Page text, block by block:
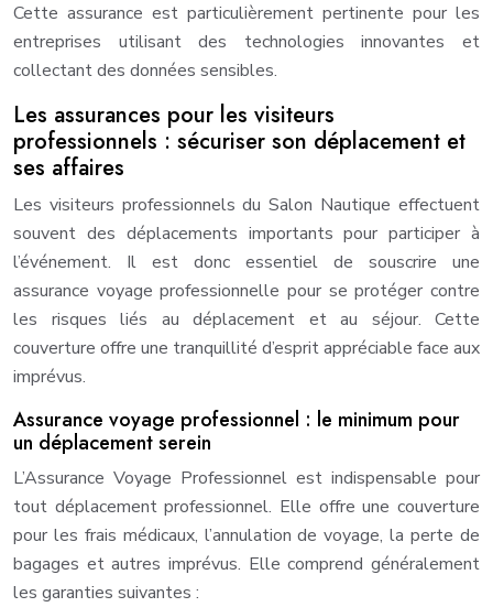
Cette assurance est particulièrement pertinente pour les
entreprises utilisant des technologies innovantes et
collectant des données sensibles.
Les assurances pour les visiteurs
professionnels : sécuriser son déplacement et
ses affaires
Les visiteurs professionnels du Salon Nautique effectuent
souvent des déplacements importants pour participer à
l’événement. Il est donc essentiel de souscrire une
assurance voyage professionnelle pour se protéger contre
les risques liés au déplacement et au séjour. Cette
couverture offre une tranquillité d’esprit appréciable face aux
imprévus.
Assurance voyage professionnel : le minimum pour
un déplacement serein
L’Assurance Voyage Professionnel est indispensable pour
tout déplacement professionnel. Elle offre une couverture
pour les frais médicaux, l’annulation de voyage, la perte de
bagages et autres imprévus. Elle comprend généralement
les garanties suivantes :